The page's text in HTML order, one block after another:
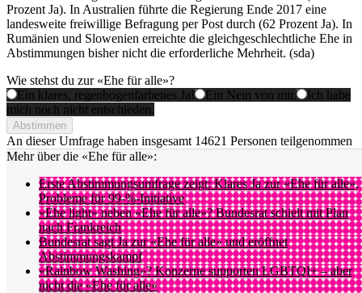
Prozent Ja). In Australien führte die Regierung Ende 2017 eine
landesweite freiwillige Befragung per Post durch (62 Prozent Ja). In
Rumänien und Slowenien erreichte die gleichgeschlechtliche Ehe in
Abstimmungen bisher nicht die erforderliche Mehrheit. (sda)
Wie stehst du zur «Ehe für alle»?
Ein klares, regenbogenfarbenes Ja!
Ein Nein von mir.
Ich habe
mich noch nicht entschieden.
Abstimmen
An dieser Umfrage haben insgesamt 14621 Personen teilgenommen
Mehr über die «Ehe für alle»:
Erste Abstimmungsumfrage zeigt: Klares Ja zur «Ehe für alle»,
Probleme für 99-%-Initiative
«Ehe light» neben «Ehe für alle»? Bundesrat schielt mit Plan
nach Frankreich
Bundesrat sagt Ja zur «Ehe für alle» und eröffnet
Abstimmungskampf
«Rainbow Washing»? Konzerne supporten LGBTQI+ – aber
nicht die «Ehe für alle»